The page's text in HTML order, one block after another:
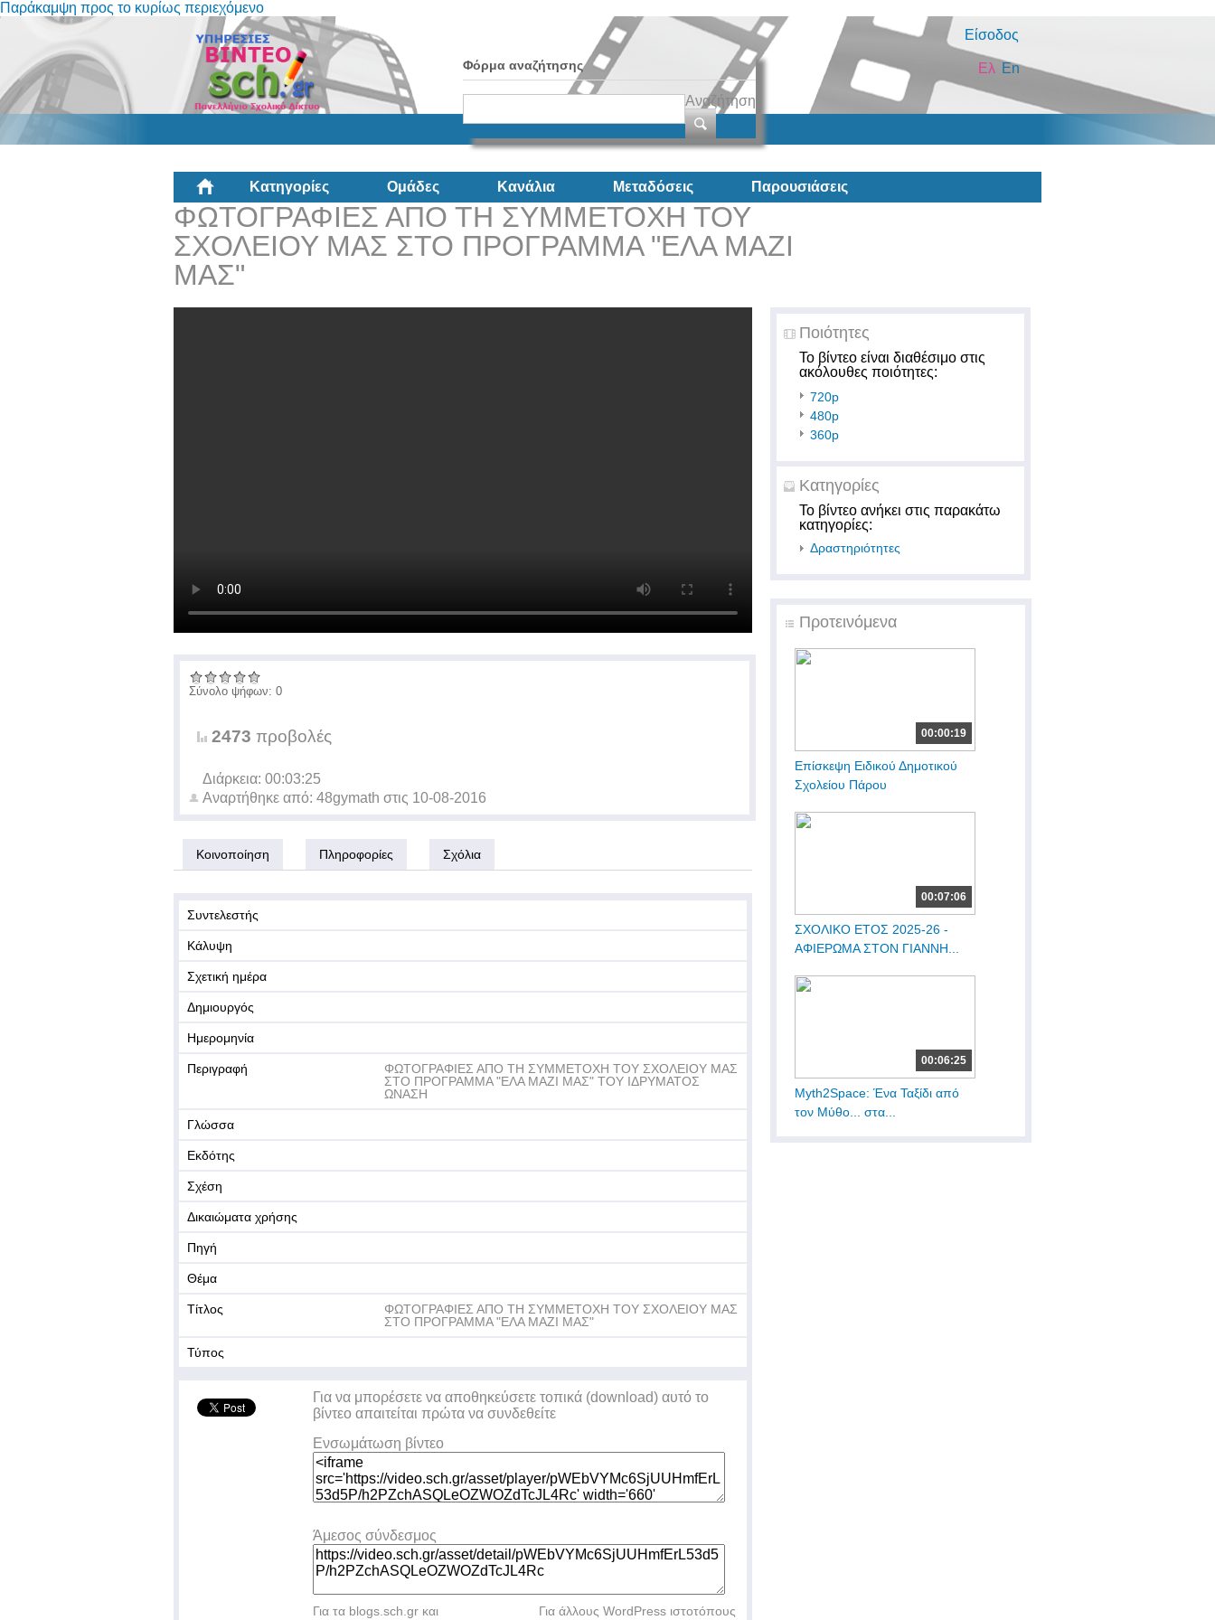
Παράκαμψη προς το κυρίως περιεχόμενο
Είσοδος
Φόρμα αναζήτησης
Αναζήτηση
En
Ελ
Κατηγορίες Ομάδες Κανάλια Μεταδόσεις Παρουσιάσεις
ΦΩΤΟΓΡΑΦΙΕΣ ΑΠΟ ΤΗ ΣΥΜΜΕΤΟΧΗ ΤΟΥ
ΣΧΟΛΕΙΟΥ ΜΑΣ ΣΤΟ ΠΡΟΓΡΑΜΜΑ "ΕΛΑ ΜΑΖΙ
ΜΑΣ"
Ποιότητες
Το βίντεο είναι διαθέσιμο στις
ακόλουθες ποιότητες:
720p
480p
360p
Κατηγορίες
Το βίντεο ανήκει στις παρακάτω
κατηγορίες:
Δραστηριότητες
Προτεινόμενα
00:00:19
Επίσκεψη Ειδικού Δημοτικού
Σχολείου Πάρου
00:07:06
ΣΧΟΛΙΚΟ ΕΤΟΣ 2025-26 -
ΑΦΙΕΡΩΜΑ ΣΤΟΝ ΓΙΑΝΝΗ...
00:06:25
Myth2Space: Ένα Ταξίδι από
τον Μύθο... στα...
Σύνολο ψήφων: 0
2473 προβολές
Διάρκεια: 00:03:25
Αναρτήθηκε από: 48gymath στις 10-08-2016
Κοινοποίηση Πληροφορίες Σχόλια
Συντελεστής
Κάλυψη
Σχετική ημέρα
Δημιουργός
Ημερομηνία
Περιγραφή
ΦΩΤΟΓΡΑΦΙΕΣ ΑΠΟ ΤΗ ΣΥΜΜΕΤΟΧΗ ΤΟΥ ΣΧΟΛΕΙΟΥ ΜΑΣ
ΣΤΟ ΠΡΟΓΡΑΜΜΑ "ΕΛΑ ΜΑΖΙ ΜΑΣ" ΤΟΥ ΙΔΡΥΜΑΤΟΣ
ΩΝΑΣΗ
Γλώσσα
Εκδότης
Σχέση
Δικαιώματα χρήσης
Πηγή
Θέμα
Τίτλος
ΦΩΤΟΓΡΑΦΙΕΣ ΑΠΟ ΤΗ ΣΥΜΜΕΤΟΧΗ ΤΟΥ ΣΧΟΛΕΙΟΥ ΜΑΣ
ΣΤΟ ΠΡΟΓΡΑΜΜΑ "ΕΛΑ ΜΑΖΙ ΜΑΣ"
Τύπος
Για να μπορέσετε να αποθηκεύσετε τοπικά (download) αυτό το
βίντεο απαιτείται πρώτα να συνδεθείτε
Ενσωμάτωση βίντεο
Άμεσος σύνδεσμος
Για τα blogs.sch.gr και
Για άλλους WordPress ιστοτόπους